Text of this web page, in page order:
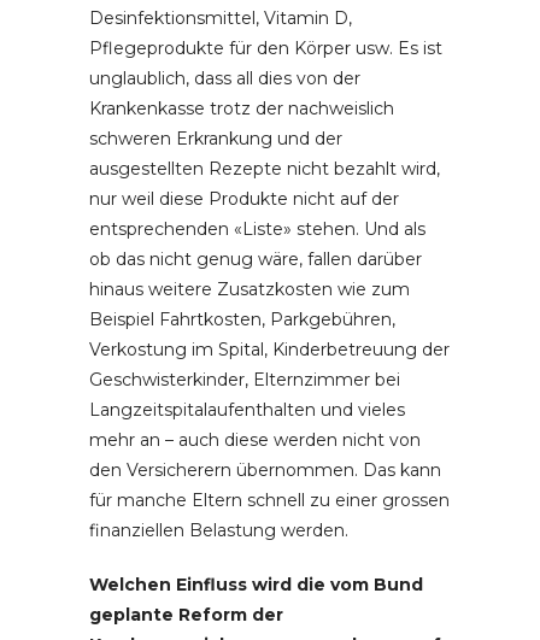
Desinfektionsmittel, Vitamin D,
Pflegeprodukte für den Körper usw. Es ist
unglaublich, dass all dies von der
Krankenkasse trotz der nachweislich
schweren Erkrankung und der
ausgestellten Rezepte nicht bezahlt wird,
nur weil diese Produkte nicht auf der
entsprechenden «Liste» stehen. Und als
ob das nicht genug wäre, fallen darüber
hinaus weitere Zusatzkosten wie zum
Beispiel Fahrtkosten, Parkgebühren,
Verkostung im Spital, Kinderbetreuung der
Geschwisterkinder, Elternzimmer bei
Langzeitspitalaufenthalten und vieles
mehr an – auch diese werden nicht von
den Versicherern übernommen. Das kann
für manche Eltern schnell zu einer grossen
finanziellen Belastung werden.
Welchen Einfluss wird die vom Bund
geplante Reform der